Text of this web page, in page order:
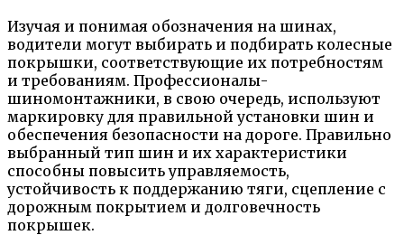
Изучая и понимая обозначения на шинах,
водители могут выбирать и подбирать колесные
покрышки, соответствующие их потребностям
и требованиям. Профессионалы-
шиномонтажники, в свою очередь, используют
маркировку для правильной установки шин и
обеспечения безопасности на дороге. Правильно
выбранный тип шин и их характеристики
способны повысить управляемость,
устойчивость к поддержанию тяги, сцепление с
дорожным покрытием и долговечность
покрышек.